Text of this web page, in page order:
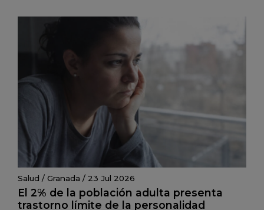
Salud / Granada / 23 Jul 2026
El 2% de la población adulta presenta
trastorno límite de la personalidad